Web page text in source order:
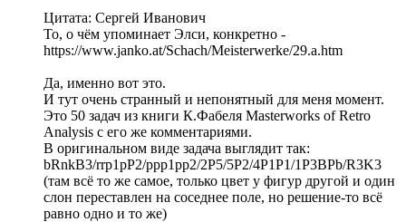
Цитата: Сергей Иванович
То, о чём упоминает Элси, конкретно -
https://www.janko.at/Schach/Meisterwerke/29.a.htm
Да, именно вот это.
И тут очень странный и непонятный для меня момент.
Это 50 задач из книги К.Фабеля Masterworks of Retro
Analysis с его же комментариями.
В оригинальном виде задача выглядит так:
bRnkB3/rrp1pP2/ppp1pp2/2P5/5P2/4P1P1/1P3BPb/R3K3
(там всё то же самое, только цвет у фигур другой и один
слон переставлен на соседнее поле, но решение-то всё
равно одно и то же)